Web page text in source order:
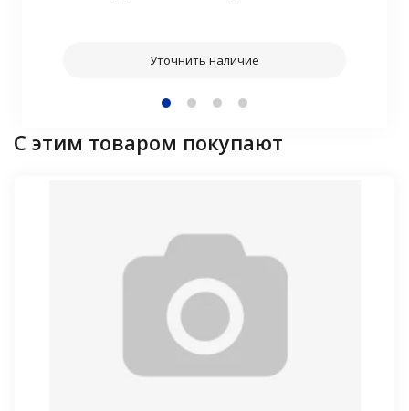
Уточнить наличие
С этим товаром покупают